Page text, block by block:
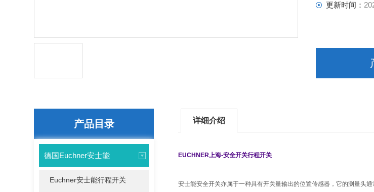
更新时间：
产品目录
德国Euchner安士能
Euchner安士能行程开关
详细介绍
EUCHNER上海-安全开关行程开关
安士能安全开关亦属于一种具有开关量输出的位置传感器，它的测量头